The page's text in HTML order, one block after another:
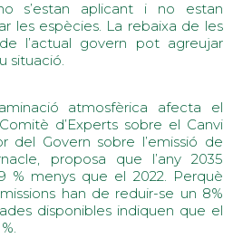
s’estan aplicant i no estan
les espècies. La rebaixa de les
l’actual govern pot agreujar
situació.
atmosfèrica afecta el
d’Experts sobre el Canvi
del Govern sobre l’emissió de
proposa que l’any 2035
% menys que el 2022. Perquè
han de reduir-se un 8%
disponibles indiquen que el